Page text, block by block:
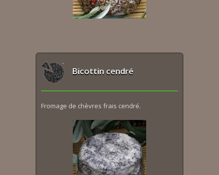
Bicottin cendré
Fromage de chèvres frais cendré.